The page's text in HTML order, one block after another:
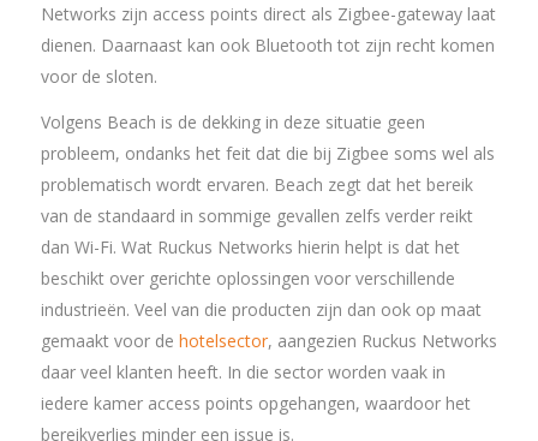
Networks zijn access points direct als Zigbee-gateway laat
dienen. Daarnaast kan ook Bluetooth tot zijn recht komen
voor de sloten.
Volgens Beach is de dekking in deze situatie geen
probleem, ondanks het feit dat die bij Zigbee soms wel als
problematisch wordt ervaren. Beach zegt dat het bereik
van de standaard in sommige gevallen zelfs verder reikt
dan Wi-Fi. Wat Ruckus Networks hierin helpt is dat het
beschikt over gerichte oplossingen voor verschillende
industrieën. Veel van die producten zijn dan ook op maat
gemaakt voor de hotelsector, aangezien Ruckus Networks
daar veel klanten heeft. In die sector worden vaak in
iedere kamer access points opgehangen, waardoor het
bereikverlies minder een issue is.